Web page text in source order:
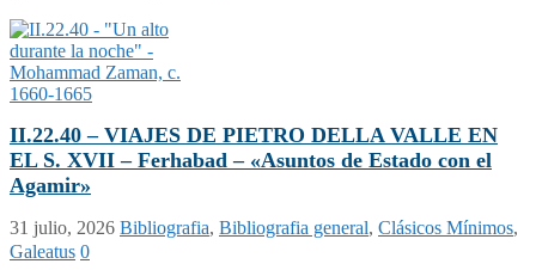
II.22.40 – VIAJES DE PIETRO DELLA VALLE EN
EL S. XVII – Ferhabad – «Asuntos de Estado con el
Agamir»
31 julio, 2026 Bibliografia, Bibliografia general, Clásicos Mínimos,
Galeatus 0